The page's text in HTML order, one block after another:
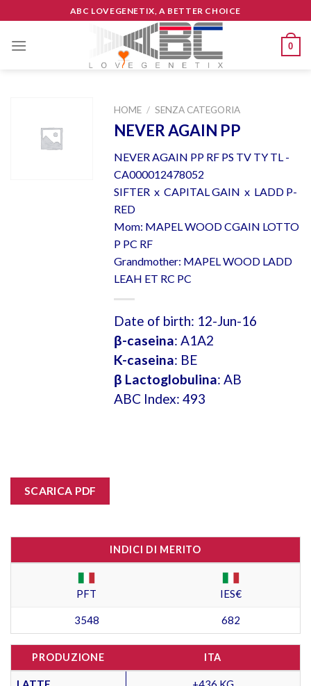
to
content
ABC LOVEGENETIX, A BETTER CHOICE
0
HOME / SENZA CATEGORIA
NEVER AGAIN PP
NEVER AGAIN PP RF PS TV TY TL -
CA000012478052
SIFTER x CAPITAL GAIN x LADD P-
RED
Mom: MAPEL WOOD CGAIN LOTTO
P PC RF
Grandmother: MAPEL WOOD LADD
LEAH ET RC PC
Date of birth: 12-Jun-16
β-caseina: A1A2
K-caseina: BE
β Lactoglobulina: AB
ABC Index: 493
SCARICA PDF
INDICI DI MERITO
PFT IES€
3548 682
PRODUZIONE ITA